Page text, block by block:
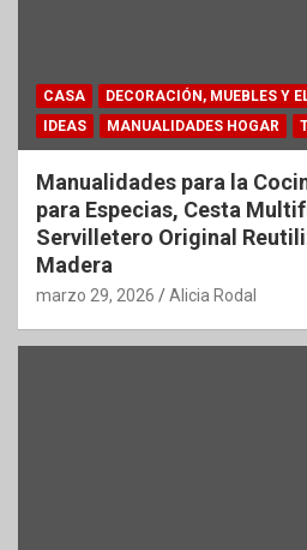
CASA
DECORACIÓN, MUEBLES Y
IDEAS
MANUALIDADES HOGAR
Manualidades para la
para Especias, Cesta
Servilletero Original
Madera
marzo 29, 2026 Alicia Rodal